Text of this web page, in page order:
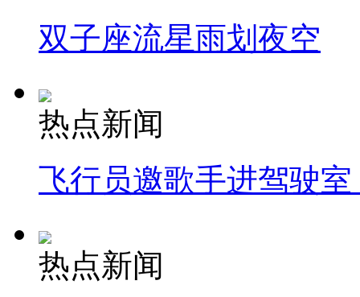
双子座流星雨划夜空
热点新闻
飞行员邀歌手进驾驶
热点新闻